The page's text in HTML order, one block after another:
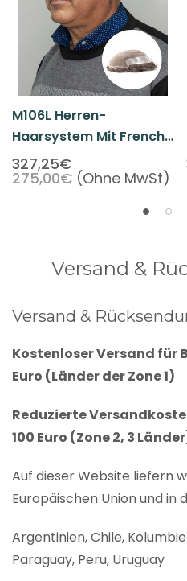
M106L Herren-
Haarsystem Mit French
Lace Und PU-Rand
327,25€
275,00€ (Ohne MwSt)
Versand &
Versand &
Kostenloser Versand für
Euro (Länder der Zone 1)
Reduzierte
100 Euro (Zone 2, 3
Auf dieser Website liefern
Europäischen Union und in
Argentinien, Chile,
Paraguay, Peru, Uruguay